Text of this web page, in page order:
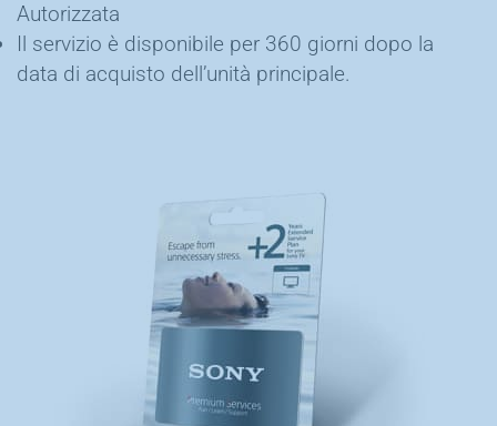
Autorizzata
Il servizio è disponibile per 360 giorni dopo la
data di acquisto dell’unità principale.